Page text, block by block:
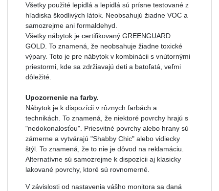
Všetky použité lepidlá a lepidlá sú prísne testované z
hľadiska škodlivých látok. Neobsahujú žiadne VOC a
samozrejme ani formaldehyd.
Všetky nábytok je certifikovaný GREENGUARD
GOLD. To znamená, že neobsahuje žiadne toxické
výpary. Toto je pre nábytok v kombinácii s vnútornými
priestormi, kde sa zdržiavajú deti a batoľatá, veľmi
dôležité.
Upozornenie na farby.
Nábytok je k dispozícii v rôznych farbách a
technikách. To znamená, že niektoré povrchy hrajú s
"nedokonalosťou". Priesvitné povrchy alebo hrany sú
zámerne a vytvárajú "Shabby Chic" alebo vidiecky
štýl. To znamená, že to nie je dôvod na reklamáciu.
Alternatívne sú samozrejme k dispozícii aj klasicky
lakované povrchy, ktoré sú rovnomerné.
V závislosti od nastavenia vášho monitora sa daná